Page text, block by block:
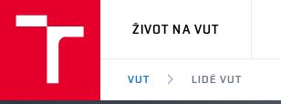
VUT
ŽIVOT NA VUT
VUT LIDÉ VUT